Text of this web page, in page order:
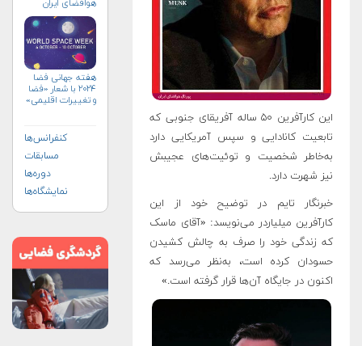
این کارآفرین ۵۰ ساله آفریقای جنوبی که
تابعیت کانادایی و سپس آمریکایی دارد
به‌خاطر شخصیت و توئیت‌های عجیبش
نیز شهرت دارد.
خبرنگار تایم در توضیح خود از این
کارآفرین میلیاردر می‌نویسد: «آقای ماسک
که زندگی خود را صرف به چالش کشیدن
حسودان کرده است، به‌نظر می‌رسد که
اکنون در جایگاه آن‌ها قرار گرفته است.»
هوافضای ايران
هفته جهانی فضا
۲۰۲۴ با شعار «فضا
و تغییرات اقلیمی»
کنفرانس‌ها
مسابقات
دوره‌ها
نمایشگاه‌ها